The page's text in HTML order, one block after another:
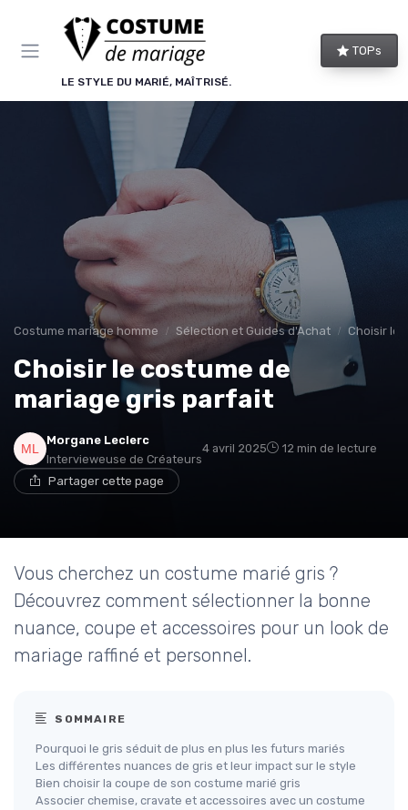
LE STYLE DU MARIÉ, MAÎTRISÉ.
TOPs
Costume mariage homme Sélection et Guides d'Achat Choisir le
Choisir le costume de
mariage gris parfait
Morgane Leclerc
Intervieweuse de Créateurs
4 avril 2025 12 min de lecture
Partager cette page
Vous cherchez un costume marié gris ?
Découvrez comment sélectionner la bonne
nuance, coupe et accessoires pour un look de
mariage raffiné et personnel.
SOMMAIRE
Pourquoi le gris séduit de plus en plus les futurs mariés
Les différentes nuances de gris et leur impact sur le style
Bien choisir la coupe de son costume marié gris
Associer chemise, cravate et accessoires avec un costume